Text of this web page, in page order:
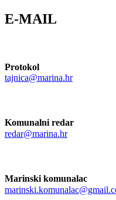
E-MAIL
Protokol
tajnica@marina.hr
Komunalni redar
redar@marina.hr
Marinski komunalac